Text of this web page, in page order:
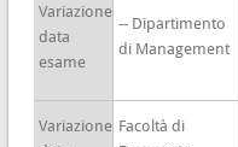
Variazione
data
esame
-- Dipartimento
di Management
Variazione Facoltà di